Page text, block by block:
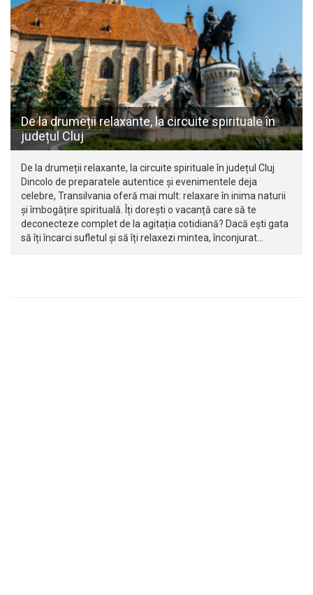
De la drumeții relaxante, la circuite spirituale în
județul Cluj
De la drumeții relaxante, la circuite spirituale în județul Cluj
Dincolo de preparatele autentice și evenimentele deja
celebre, Transilvania oferă mai mult: relaxare în inima naturii
și îmbogățire spirituală. Îți dorești o vacanță care să te
deconecteze complet de la agitația cotidiană? Dacă ești gata
să îți încarci sufletul și să îți relaxezi mintea, înconjurat…